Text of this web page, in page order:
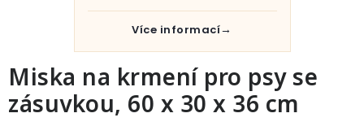
Miska na krmení pro psy se
zásuvkou, 60 x 30 x 36 cm
Více informací